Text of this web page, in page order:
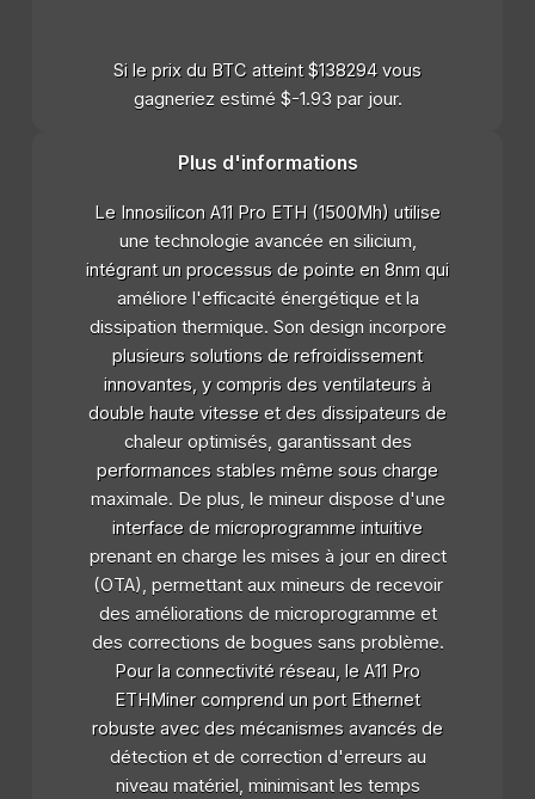
Si le prix du BTC atteint $138294 vous
gagneriez estimé $-1.93 par jour.
Plus d'informations
Le Innosilicon A11 Pro ETH (1500Mh) utilise
une technologie avancée en silicium,
intégrant un processus de pointe en 8nm qui
améliore l'efficacité énergétique et la
dissipation thermique. Son design incorpore
plusieurs solutions de refroidissement
innovantes, y compris des ventilateurs à
double haute vitesse et des dissipateurs de
chaleur optimisés, garantissant des
performances stables même sous charge
maximale. De plus, le mineur dispose d'une
interface de microprogramme intuitive
prenant en charge les mises à jour en direct
(OTA), permettant aux mineurs de recevoir
des améliorations de microprogramme et
des corrections de bogues sans problème.
Pour la connectivité réseau, le A11 Pro
ETHMiner comprend un port Ethernet
robuste avec des mécanismes avancés de
détection et de correction d'erreurs au
niveau matériel, minimisant les temps